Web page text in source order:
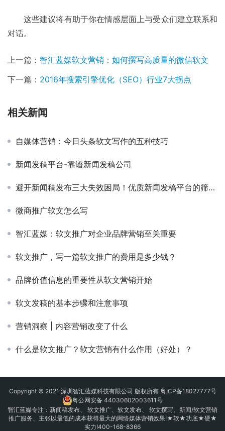
	这些建议将有助于你在情感层面上与受众们建立联系和
对话。
上一篇： 智汇蓝媒软文营销：如何撰写高质量的微信软文
下一篇： 2016年搜索引擎优化（SEO）行业7大拐点
相关新闻
自媒体营销：今日头条软文写作的五种技巧
新闻发稿平台-靠谱新闻发稿公司
避开新闻稿发布三大失效困局！优质新闻发稿平台的筛选逻辑与逆传播实战解法
微商推广软文怎么写
智汇蓝媒：软文推广对企业品牌营销至关重要
软文推广，写一篇软文推广的费用是多少钱？
品牌价值信息的重要性从软文营销开始
软文发稿的基本步骤和注意事项
营销洞察 | 内容营销改变了什么
什么是软文推广？软文营销有什么作用（好处）？
Copyright © 2021 深圳智汇蓝媒科技有限公司 版权所有 粤ICP备18027777号
粤公网安备 44030602003611号
智汇蓝媒专注： 新闻稿发布、 软文推广、 软文发布、 软文撰写、新闻/软文营销
推广服务、主张以最低的成本获得最大的网络媒体营销效果!★软★功底★硬★
实力!400-168-8366